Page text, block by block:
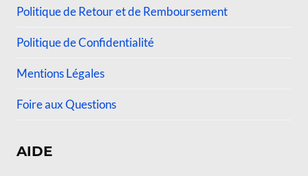
Politique de Retour et de Remboursement
Politique de Confidentialité
Mentions Légales
Foire aux Questions
AIDE